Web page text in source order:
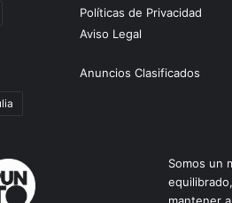
Políticas de Privacidad
Aviso Legal
Anuncios Clasificados
Somos un